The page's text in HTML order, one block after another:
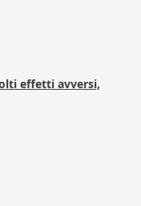
effetti avversi,